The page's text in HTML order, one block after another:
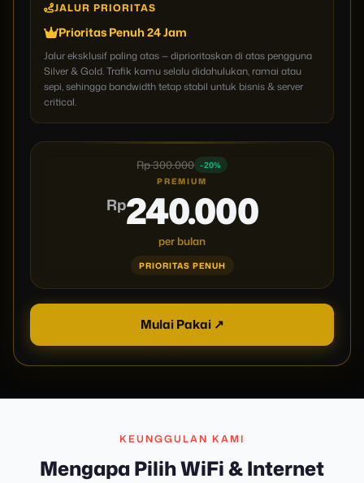
JALUR PRIORITAS
Prioritas Penuh 24 Jam
Jalur eksklusif paling atas — diprioritaskan di atas pengguna
Silver & Gold. Trafik kamu selalu didahulukan, ramai atau
sepi, sehingga bandwidth tetap stabil untuk bisnis & server
critical.
Rp 300.000 -20%
PREMIUM
Rp240.000
per bulan
PRIORITAS PENUH
Mulai Pakai ↗
KEUNGGULAN KAMI
Mengapa Pilih WiFi & Internet